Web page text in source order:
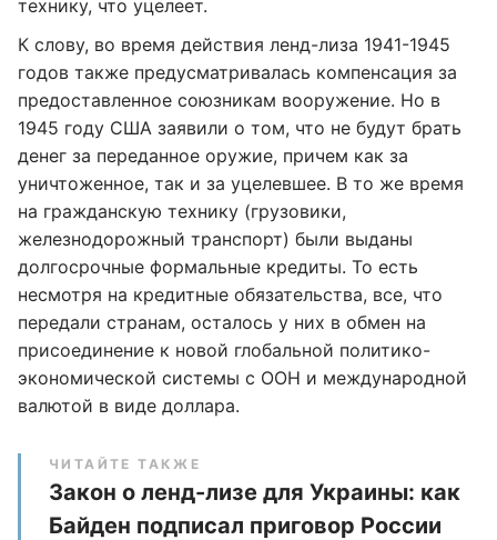
технику, что уцелеет.
К слову, во время действия ленд-лиза 1941-1945
годов также предусматривалась компенсация за
предоставленное союзникам вооружение. Но в
1945 году США заявили о том, что не будут брать
денег за переданное оружие, причем как за
уничтоженное, так и за уцелевшее. В то же время
на гражданскую технику (грузовики,
железнодорожный транспорт) были выданы
долгосрочные формальные кредиты. То есть
несмотря на кредитные обязательства, все, что
передали странам, осталось у них в обмен на
присоединение к новой глобальной политико-
экономической системы с ООН и международной
валютой в виде доллара.
ЧИТАЙТЕ ТАКЖЕ
Закон о ленд-лизе для Украины: как
Байден подписал приговор России